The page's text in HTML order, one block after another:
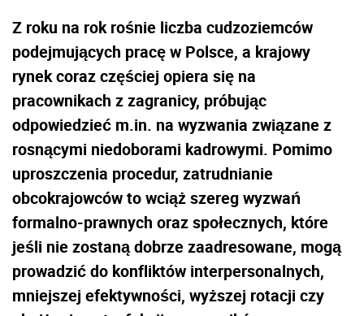
Z roku na rok rośnie liczba cudzoziemców
podejmujących pracę w Polsce, a krajowy
rynek coraz częściej opiera się na
pracownikach z zagranicy, próbując
odpowiedzieć m.in. na wyzwania związane z
rosnącymi niedoborami kadrowymi. Pomimo
uproszczenia procedur, zatrudnianie
obcokrajowców to wciąż szereg wyzwań
formalno-prawnych oraz społecznych, które
jeśli nie zostaną dobrze zaadresowane, mogą
prowadzić do konfliktów interpersonalnych,
mniejszej efektywności, wyższej rotacji czy